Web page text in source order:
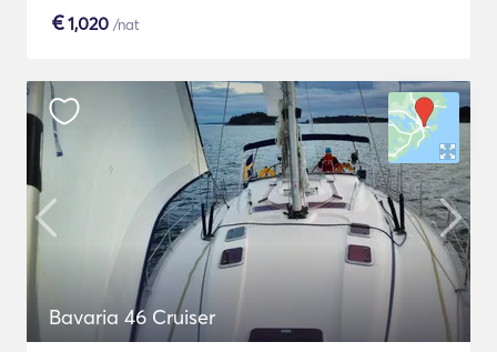
€1,020 /nat
Bavaria 46 Cruiser